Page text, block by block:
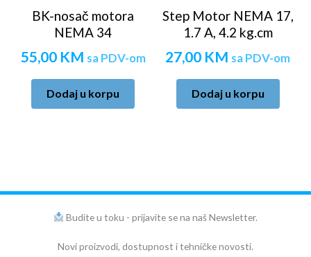
BK-nosač motora
NEMA 34
55,00 KM sa PDV-om
Dodaj u korpu
Step Motor NEMA 17,
1.7 A, 4.2 kg.cm
27,00 KM sa PDV-om
Dodaj u korpu
Budite u toku - prijavite se na naš Newsletter.
Novi proizvodi, dostupnost i tehničke novosti.